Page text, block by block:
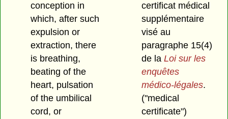
conception in
which, after such
expulsion or
extraction, there
is breathing,
beating of the
heart, pulsation
of the umbilical
cord, or
certificat médical
supplémentaire
visé au
paragraphe 15(4)
de la Loi sur les
enquêtes
médico-légales.
("medical
certificate")